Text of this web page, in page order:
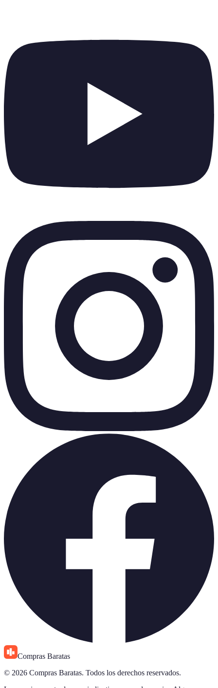
Compras Baratas
© 2026 Compras Baratas. Todos los derechos reservados.